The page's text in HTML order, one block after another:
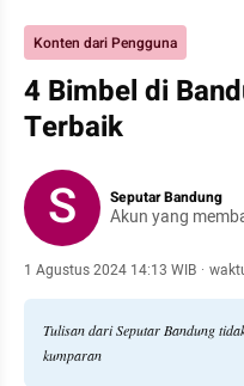
Konten dari Pengguna
4 Bimbel di
Terbaik
S Seputar Bandung
Akun yang
1 Agustus 2024 14:13 WIB ·
Tulisan dari Seputar Bandung
kumparan